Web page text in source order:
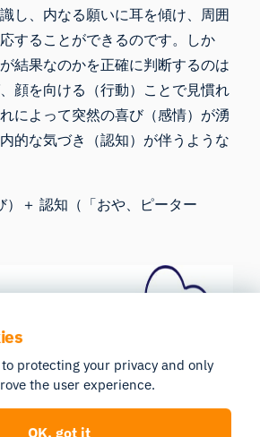
し、内なる願いに耳を傾け、周囲
することができるのです。しか
結果なのかを正確に判断するのは
顔を向ける（行動）ことで見慣れ
によって突然の喜び（感情）が湧
的な気づき（認知）が伴うような
）＋ 認知（「おや、ピーター
protecting your privacy and only
the user experience.
OK, got it